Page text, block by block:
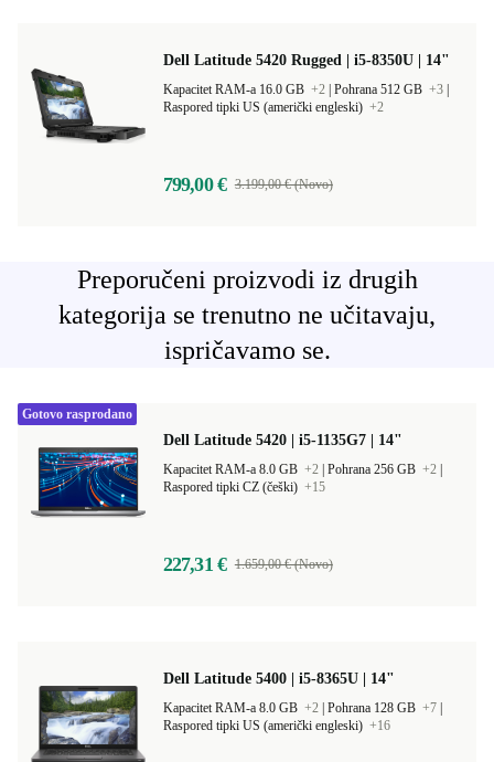
Dell Latitude 5420 Rugged | i5-8350U | 14"
Kapacitet RAM-a 16.0 GB +2 Pohrana 512 GB +3
Raspored tipki US (američki engleski) +2
799,00 € 3.199,00 € (Novo)
Preporučeni proizvodi iz drugih
kategorija se trenutno ne učitavaju,
ispričavamo se.
Dell Latitude 5420 | i5-1135G7 | 14"
Kapacitet RAM-a 8.0 GB +2 Pohrana 256 GB +2
Raspored tipki CZ (češki) +15
227,31 € 1.659,00 € (Novo)
Gotovo rasprodano
Dell Latitude 5400 | i5-8365U | 14"
Kapacitet RAM-a 8.0 GB +2 Pohrana 128 GB +7
Raspored tipki US (američki engleski) +16